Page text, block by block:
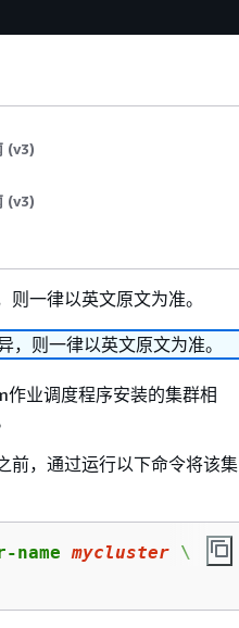
(v3)
(v3)
一律以英文原文为准。
则一律以英文原文为准。
业调度程序安装的集群相
前，通过运行以下命令将该集
name mycluster \